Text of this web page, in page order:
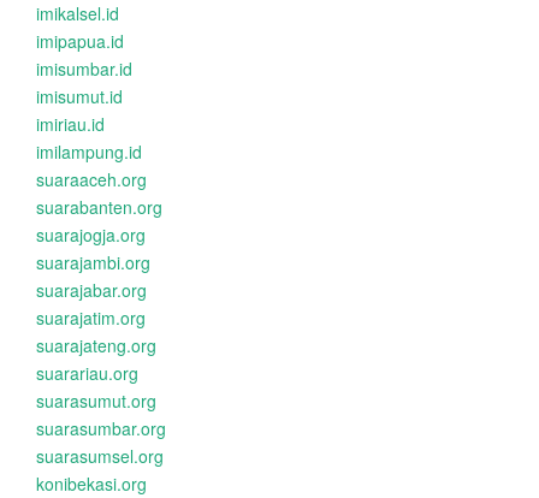
imikalsel.id
imipapua.id
imisumbar.id
imisumut.id
imiriau.id
imilampung.id
suaraaceh.org
suarabanten.org
suarajogja.org
suarajambi.org
suarajabar.org
suarajatim.org
suarajateng.org
suarariau.org
suarasumut.org
suarasumbar.org
suarasumsel.org
konibekasi.org